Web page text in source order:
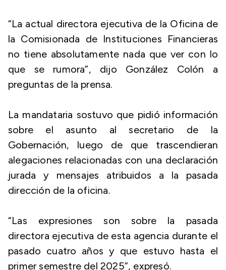
“La actual directora ejecutiva de la Oficina de
la Comisionada de Instituciones Financieras
no tiene absolutamente nada que ver con lo
que se rumora”, dijo González Colón a
preguntas de la prensa.
La mandataria sostuvo que pidió información
sobre el asunto al secretario de la
Gobernación, luego de que trascendieran
alegaciones relacionadas con una declaración
jurada y mensajes atribuidos a la pasada
dirección de la oficina.
“Las expresiones son sobre la pasada
directora ejecutiva de esta agencia durante el
pasado cuatro años y que estuvo hasta el
primer semestre del 2025”, expresó.